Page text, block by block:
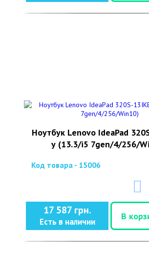
Ноутбук Lenovo IdeaPad
у (13.3/i5 7gen/4/256/
Код товара - 15006
17 587 грн.
Есть в наличии
В